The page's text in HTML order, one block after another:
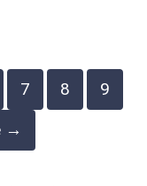
7 8
9
→